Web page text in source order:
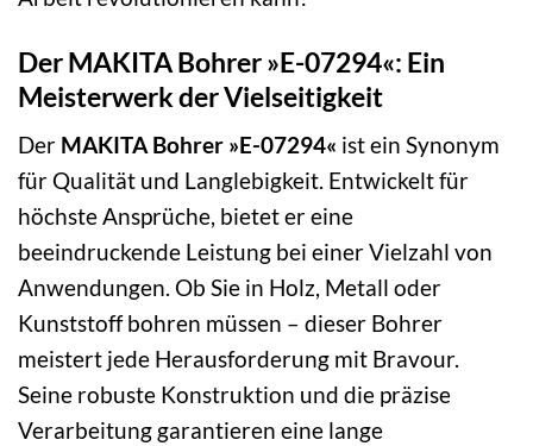
Der MAKITA Bohrer »E-07294«: Ein
Meisterwerk der Vielseitigkeit
Der MAKITA Bohrer »E-07294« ist ein Synonym
für Qualität und Langlebigkeit. Entwickelt für
höchste Ansprüche, bietet er eine
beeindruckende Leistung bei einer Vielzahl von
Anwendungen. Ob Sie in Holz, Metall oder
Kunststoff bohren müssen – dieser Bohrer
meistert jede Herausforderung mit Bravour.
Seine robuste Konstruktion und die präzise
Verarbeitung garantieren eine lange